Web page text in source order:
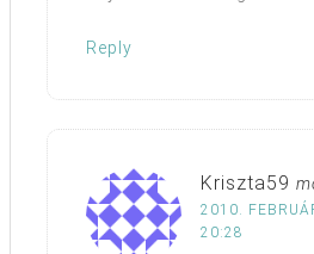
Reply
Kriszta59
2010.
20:28